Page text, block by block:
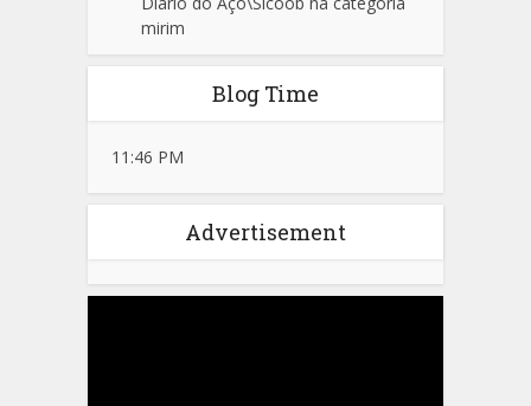
mirim
Blog Time
11:46 PM
Advertisement